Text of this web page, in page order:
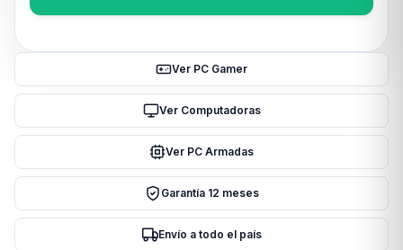
360
MIKU
cantidad
Ver PC Gamer
Ver Computadoras
Ver PC Armadas
Garantía 12 meses
Envío a todo el país